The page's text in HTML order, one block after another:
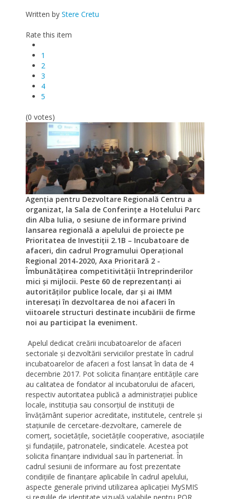
Written by Stere Cretu
Rate this item
1
2
3
4
5
(0 votes)
Agenția pentru Dezvoltare Regională Centru a
organizat, la Sala de Conferințe a Hotelului Parc
din Alba Iulia, o sesiune de informare privind
lansarea regională a apelului de proiecte pe
Prioritatea de Investiții 2.1B – Incubatoare de
afaceri, din cadrul Programului Operațional
Regional 2014-2020, Axa Prioritară 2 -
Îmbunătățirea competitivității întreprinderilor
mici şi mijlocii. Peste 60 de reprezentanți ai
autorităților publice locale, dar și ai IMM
interesați în dezvoltarea de noi afaceri în
viitoarele structuri destinate incubării de firme
noi au participat la eveniment.
Apelul dedicat creării incubatoarelor de afaceri
sectoriale și dezvoltării serviciilor prestate în cadrul
incubatoarelor de afaceri a fost lansat în data de 4
decembrie 2017. Pot solicita finanțare entitățile care
au calitatea de fondator al incubatorului de afaceri,
respectiv autoritatea publică a administrației publice
locale, instituția sau consorțiul de instituții de
învățământ superior acreditate, institutele, centrele și
stațiunile de cercetare-dezvoltare, camerele de
comerț, societățile, societățile cooperative, asociațiile
și fundațiile, patronatele, sindicatele. Acestea pot
solicita finanțare individual sau în parteneriat. În
cadrul sesiunii de informare au fost prezentate
condițiile de finanțare aplicabile în cadrul apelului,
aspecte generale privind utilizarea aplicației MySMIS
și regulile de identitate vizuală valabile pentru POR